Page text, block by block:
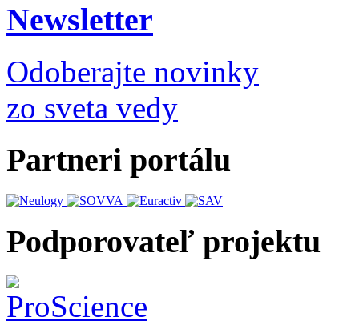
Newsletter
Odoberajte novinky
zo sveta vedy
Partneri portálu
Podporovateľ projektu